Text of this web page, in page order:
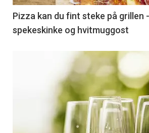
Pizza kan du fint steke på grillen
spekeskinke og hvitmuggost
Kommende